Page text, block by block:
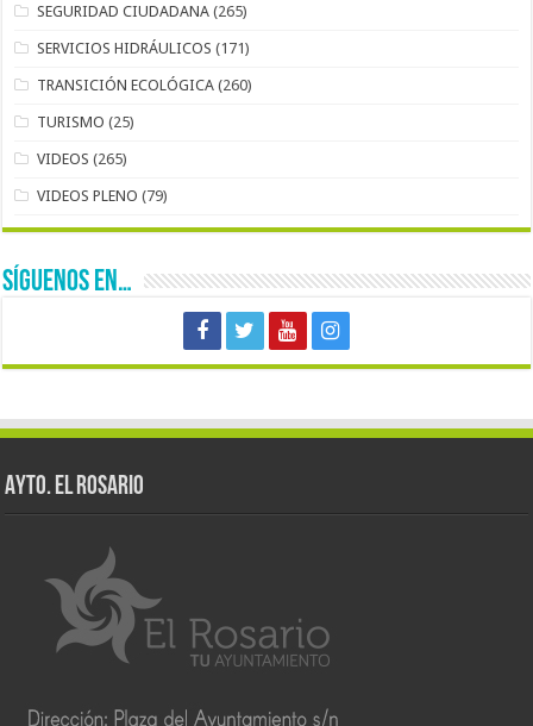
SEGURIDAD CIUDADANA (265)
SERVICIOS HIDRÁULICOS (171)
TRANSICIÓN ECOLÓGICA (260)
TURISMO (25)
VIDEOS (265)
VIDEOS PLENO (79)
SÍGUENOS EN…
AYTO. EL ROSARIO